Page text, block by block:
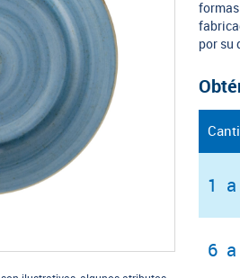
por su
1 a
6 a